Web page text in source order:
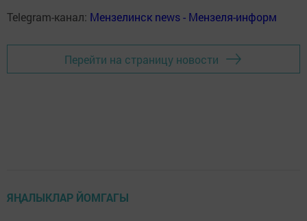
Telegram-канал: Мензелинск news - Мензеля-информ
Перейти на страницу новости
ЯҢАЛЫКЛАР ЙОМГАГЫ